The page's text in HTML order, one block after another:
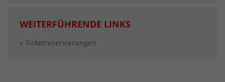
WEITERFÜHRENDE LINKS
» Ticketreservierungen